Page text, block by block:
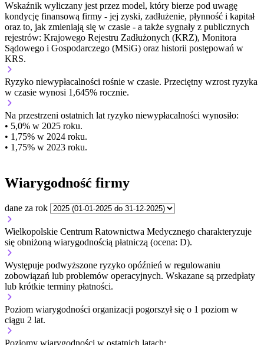
Wskaźnik wyliczany jest przez model, który bierze pod uwagę
kondycję finansową firmy - jej zyski, zadłużenie, płynność i kapitał
oraz to, jak zmieniają się w czasie - a także sygnały z publicznych
rejestrów: Krajowego Rejestru Zadłużonych (KRZ), Monitora
Sądowego i Gospodarczego (MSiG) oraz historii postępowań w
KRS.
Ryzyko niewypłacalności rośnie w czasie. Przeciętny wzrost ryzyka
w czasie wynosi 1,645% rocznie.
Na przestrzeni ostatnich lat ryzyko niewypłacalności wynosiło:
• 5,0% w 2025 roku.
• 1,75% w 2024 roku.
• 1,75% w 2023 roku.
Wiarygodność firmy
dane za rok
Wielkopolskie Centrum Ratownictwa Medycznego charakteryzuje
się obniżoną wiarygodnością płatniczą (ocena: D).
Występuje podwyższone ryzyko opóźnień w regulowaniu
zobowiązań lub problemów operacyjnych. Wskazane są przedpłaty
lub krótkie terminy płatności.
Poziom wiarygodności organizacji pogorszył się o 1 poziom w
ciągu 2 lat.
Poziomy wiarygodności w ostatnich latach: